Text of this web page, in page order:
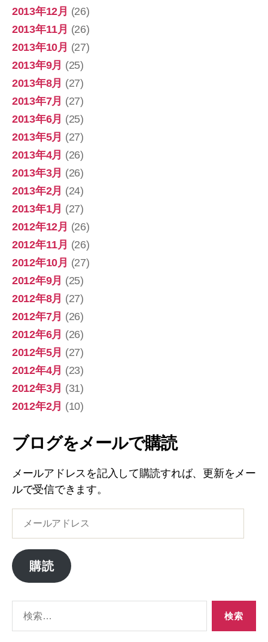
2013年12月 (26)
2013年11月 (26)
2013年10月 (27)
2013年9月 (25)
2013年8月 (27)
2013年7月 (27)
2013年6月 (25)
2013年5月 (27)
2013年4月 (26)
2013年3月 (26)
2013年2月 (24)
2013年1月 (27)
2012年12月 (26)
2012年11月 (26)
2012年10月 (27)
2012年9月 (25)
2012年8月 (27)
2012年7月 (26)
2012年6月 (26)
2012年5月 (27)
2012年4月 (23)
2012年3月 (31)
2012年2月 (10)
ブログをメールで購読
メールアドレスを記入して購読すれば、更新をメー
ルで受信できます。
ア
ド
ス
購読